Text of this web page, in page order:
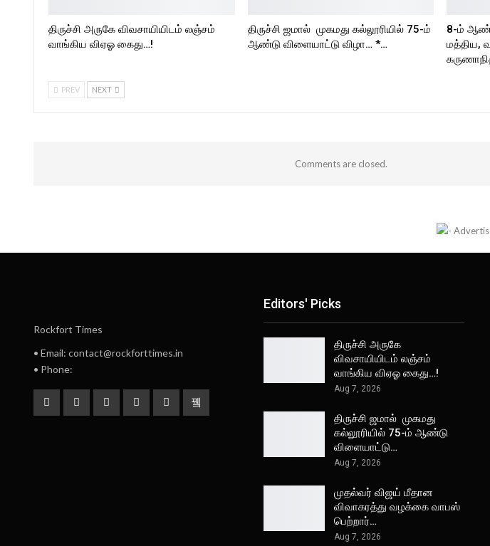
திருச்சி அருகே விவசாயியிடம் லஞ்சம்
வாங்கிய விஏஓ கைது…!
திருச்சி ஜமால் முகமது கல்லூரியில் 75-ம்
ஆண்டு விளையாட்டு விழா… *…
8-ம்
மத்திய,
PREV NEXT
Comments are closed.
Rockfort Times
• Email: contact@rockforttimes.in
• Phone:
Editors' Picks
திருச்சி அருகே
விவசாயியிடம் லஞ்சம்
வாங்கிய விஏஓ கைது…!
Aug 7, 2026
திருச்சி ஜமால் முகமது
கல்லூரியில் 75-ம் ஆண்டு
விளையாட்டு…
Aug 7, 2026
முதல்வர் விஜய் மீதான
விவாகரத்து வழக்கை வாபஸ்
பெற்றார்…
Aug 7, 2026